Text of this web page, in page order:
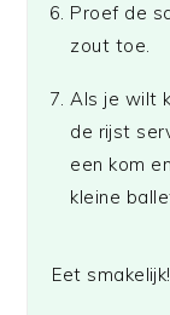
Proef de
zout toe.
Als je wilt
de rijst
een kom
kleine
Eet smakelijk!